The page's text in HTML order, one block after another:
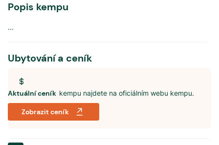
Popis kempu
...
Ubytování a ceník
Aktuální ceník kempu najdete na oficiálním webu kempu.
Zobrazit ceník